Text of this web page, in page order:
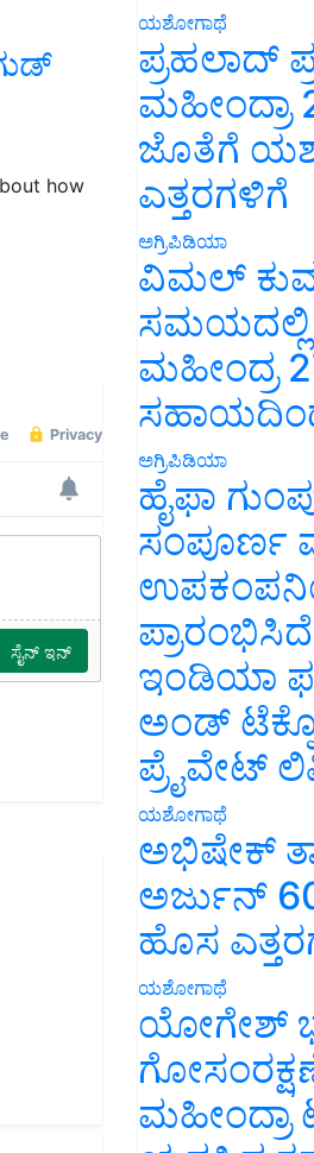
how
ಯಶೋಗಾಥೆ
ಪ್ರಹಲಾದ್
ಮಹೀಂದ್ರಾ
ಜೊತೆಗೆ
ಎತ್ತರಗಳಿಗೆ
ಅಗ್ರಿಪಿಡಿಯಾ
ವಿಮಲ್
ಸಮಯದಲ್ಲಿ
ಮಹೀಂದ್ರ
ಅಗ್ರಿಪಿಡಿಯಾ
ಹೈಫಾ
ಸಂಪೂರ್ಣ
ಇಂಡಿಯಾ
ಅಂಡ್
ಪ್ರೈವೇಟ್
ಯಶೋಗಾಥೆ
ಅಭಿಷೇಕ್
ಅರ್ಜುನ್
ಹೊಸ
ಯಶೋಗಾಥೆ
ಯೋಗೇಶ್
ಮಹೀಂದ್ರಾ